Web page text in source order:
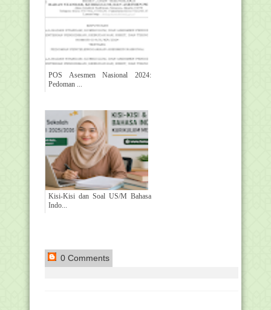
POS Asesmen Nasional 2024:
Pedoman ...
Kisi-Kisi dan Soal US/M Bahasa
Indo...
0 Comments